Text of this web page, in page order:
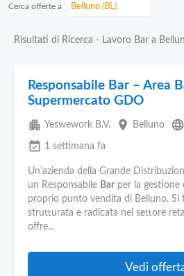
Elenco
Blog
Pubblica
Offerte
Area
Cerca offerte a
Risultati di Ricerca - Lavoro Bar a
Responsabile Bar – Area
Supermercato GDO
apartment Yeswework B.V. place Belluno language
event_available 1 settimana fa
Un'azienda della Grande
un Responsabile Bar per la gestione
proprio punto vendita di Belluno. Si
strutturata e radicata nel settore
offre...
Vedi